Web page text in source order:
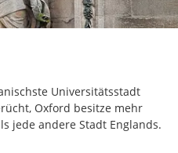
Universitätsstadt
Oxford besitze mehr
jede andere Stadt Englands.